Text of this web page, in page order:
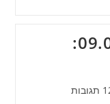
אירועי דיומא – 09.06.2018: